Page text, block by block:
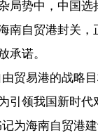
局势中，中国选
南自贸港封关，
承诺。
贸易港的战略
引领我国新时代
为海南自贸港建